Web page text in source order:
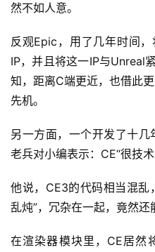
然不如人意。
反观Epic，用了几年时间
IP，并且将这一IP与Unreal
知，距离C端更近，也借此
先机。
另一方面，一个开发了十
老兵对小编表示：CE“很技术
他说，CE3的代码相当混乱
乱炖”，冗杂在一起，竟然还
在渲染器模块里，CE居然